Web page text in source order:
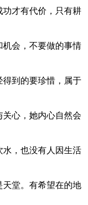
才有代价，只有耕
会，不要做的事情
到的要珍惜，属于
心，她内心自然会
，也没有人因生活
堂。有希望在的地